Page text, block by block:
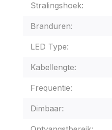
Stralingshoek:
Branduren:
LED Type:
Kabellengte:
Frequentie:
Dimbaar: